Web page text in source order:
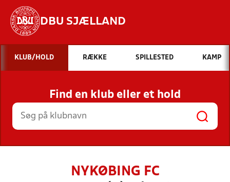
DBU SJÆLLAND
Hvad vil du søge efter?
INDHOLD OG NYHEDER
STILLINGER, RESULTATER, KLUBBER OG
HOLD
KLUB/HOLD RÆKKE SPILLESTED KAMP
Find en klub eller et hold
NYKØBING FC